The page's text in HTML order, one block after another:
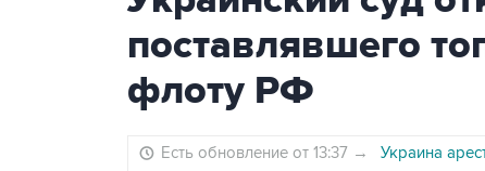
поставлявшего
флоту РФ
Есть обновление от 13:37 → Украина